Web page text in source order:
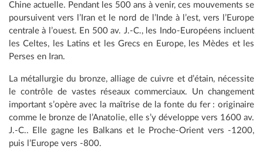
Chine actuelle. Pendant les 500 ans à venir, ces mouvements se
poursuivent vers l’Iran et le nord de l’Inde à l’est, vers l’Europe
centrale à l’ouest. En 500 av. J.-C., les Indo-Européens incluent
les Celtes, les Latins et les Grecs en Europe, les Mèdes et les
Perses en Iran.
La métallurgie du bronze, alliage de cuivre et d’étain, nécessite
le contrôle de vastes réseaux commerciaux. Un changement
important s’opère avec la maîtrise de la fonte du fer : originaire
comme le bronze de l’Anatolie, elle s’y développe vers 1600 av.
J.-C.. Elle gagne les Balkans et le Proche-Orient vers -1200,
puis l’Europe vers -800.